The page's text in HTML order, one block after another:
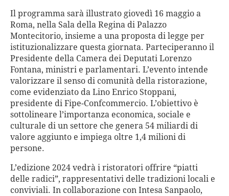
Il programma sarà illustrato giovedì 16 maggio a
Roma, nella Sala della Regina di Palazzo
Montecitorio, insieme a una proposta di legge per
istituzionalizzare questa giornata. Parteciperanno il
Presidente della Camera dei Deputati Lorenzo
Fontana, ministri e parlamentari. L’evento intende
valorizzare il senso di comunità della ristorazione,
come evidenziato da Lino Enrico Stoppani,
presidente di Fipe-Confcommercio. L’obiettivo è
sottolineare l’importanza economica, sociale e
culturale di un settore che genera 54 miliardi di
valore aggiunto e impiega oltre 1,4 milioni di
persone.
L’edizione 2024 vedrà i ristoratori offrire “piatti
delle radici”, rappresentativi delle tradizioni locali e
conviviali. In collaborazione con Intesa Sanpaolo,